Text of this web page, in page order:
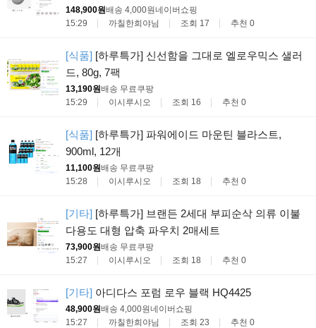
148,900원배송 4,000원네이버쇼핑
15:29
까칠한희야님 조회 17 추천 0
[식품] [하루특가] 신선함을 그대로 엘로우믹스 샐러
드, 80g, 7팩
13,190원배송 무료쿠팡
15:29
이시루시오 조회 16 추천 0
[식품] [하루특가] 파워에이드 마운틴 블라스트,
900ml, 12개
11,100원배송 무료쿠팡
15:28
이시루시오 조회 18 추천 0
[기타] [하루특가] 브랜든 2세대 부피순삭 의류 이불
다용도 대형 압축 파우치 2매세트
73,900원배송 무료쿠팡
15:27
이시루시오 조회 18 추천 0
[기타] 아디다스 포럼 로우 블랙 HQ4425
48,900원배송 4,000원네이버쇼핑
15:27
까칠한희야님 조회 23 추천 0